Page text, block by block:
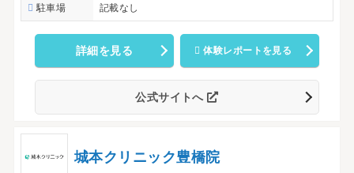
駐車場 記載なし
詳細を見る 体験レポートを見る
公式サイトへ
城本クリニック豊橋院